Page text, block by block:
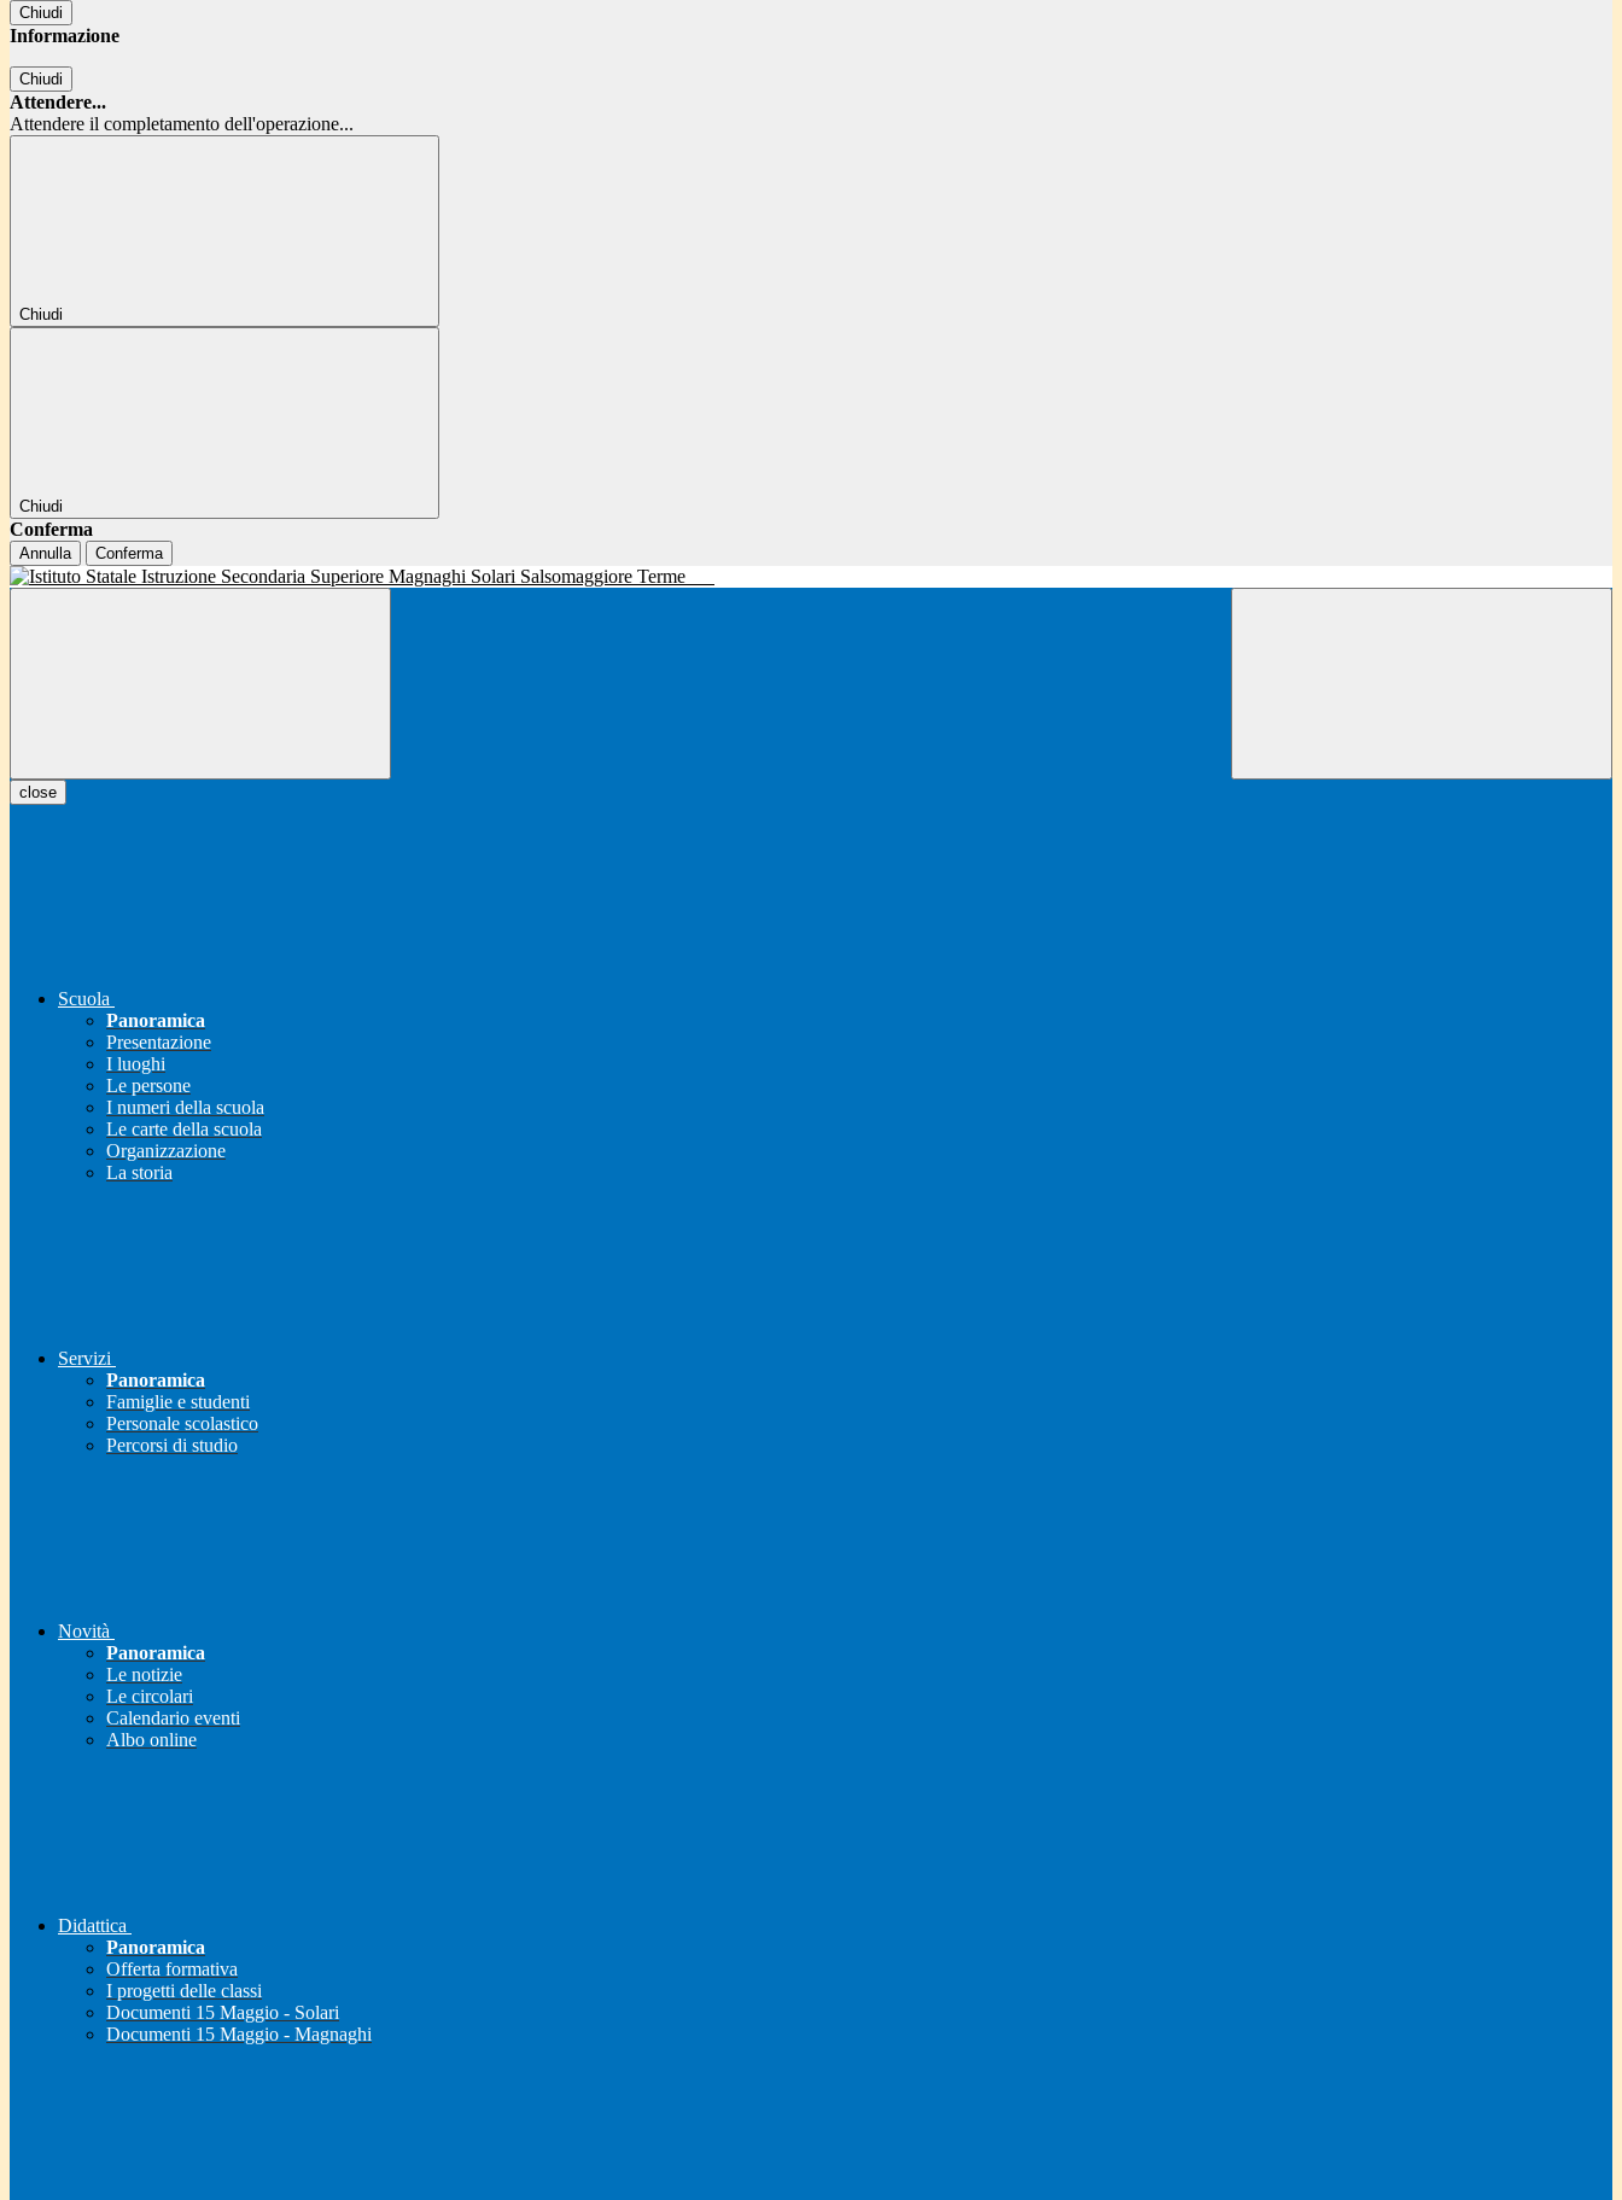
Chiudi
Informazione
Chiudi
Attendere...
Attendere il completamento dell'operazione...
Chiudi
Chiudi
Conferma
Annulla Conferma
close
Scuola
Panoramica
Presentazione
I luoghi
Le persone
I numeri della scuola
Le carte della scuola
Organizzazione
La storia
Servizi
Panoramica
Famiglie e studenti
Personale scolastico
Percorsi di studio
Novità
Panoramica
Le notizie
Le circolari
Calendario eventi
Albo online
Didattica
Panoramica
Offerta formativa
I progetti delle classi
Documenti 15 Maggio - Solari
Documenti 15 Maggio - Magnaghi